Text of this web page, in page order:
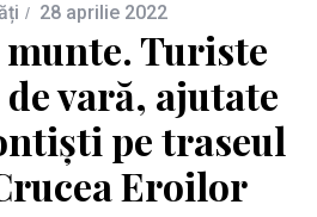
28 aprilie 2022
Turiste
vară, ajutate
pe traseul
Eroilor